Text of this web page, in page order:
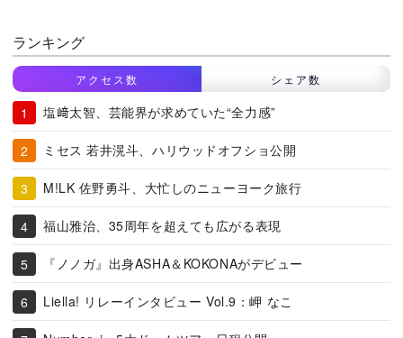
ランキング
アクセス数 シェア数
塩﨑太智、芸能界が求めていた“全力感”
ミセス 若井滉斗、ハリウッドオフショ公開
M!LK 佐野勇斗、大忙しのニューヨーク旅行
福山雅治、35周年を超えても広がる表現
『ノノガ』出身ASHA＆KOKONAがデビュー
Liella! リレーインタビュー Vol.9：岬 なこ